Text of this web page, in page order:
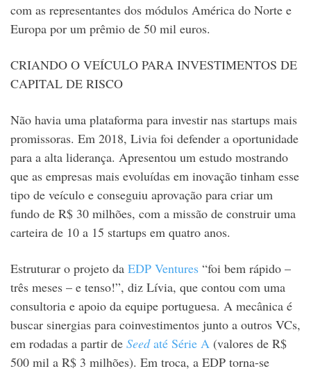
com as representantes dos módulos América do Norte e
Europa por um prêmio de 50 mil euros.
CRIANDO O VEÍCULO PARA INVESTIMENTOS DE
CAPITAL DE RISCO
Não havia uma plataforma para investir nas startups mais
promissoras. Em 2018, Livia foi defender a oportunidade
para a alta liderança. Apresentou um estudo mostrando
que as empresas mais evoluídas em inovação tinham esse
tipo de veículo e conseguiu aprovação para criar um
fundo de R$ 30 milhões, com a missão de construir uma
carteira de 10 a 15 startups em quatro anos.
Estruturar o projeto da EDP Ventures “foi bem rápido –
três meses – e tenso!”, diz Lívia, que contou com uma
consultoria e apoio da equipe portuguesa. A mecânica é
buscar sinergias para coinvestimentos junto a outros VCs,
em rodadas a partir de Seedaté Série A (valores de R$
500 mil a R$ 3 milhões). Em troca, a EDP torna-se